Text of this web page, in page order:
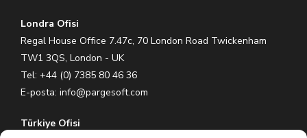
Londra Ofisi
Regal House Office 7.47c, 70 London Road Twickenham
TW1 3QS, London - UK
Tel: +44 (0) 7385 80 46 36
E-posta: info@pargesoft.com
Türkiye Ofisi